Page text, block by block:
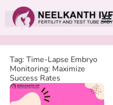
Tag: Time-Lapse Embryo
Monitoring: Maximize
Success Rates